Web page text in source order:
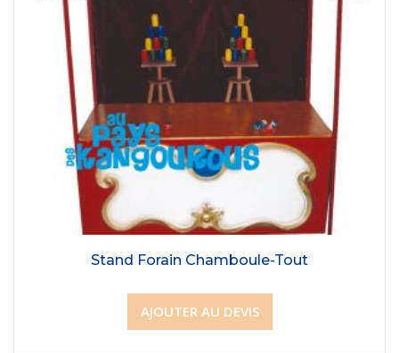
Stand Forain Chamboule-Tout
AJOUTER AU DEVIS